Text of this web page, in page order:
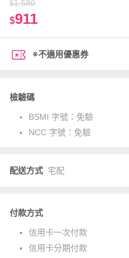
$1,580
$911
※不適用優惠券
檢驗碼
BSMI 字號： 免驗
NCC 字號： 免驗
配送方式 宅配
付款方式
信用卡一次付款
信用卡分期付款